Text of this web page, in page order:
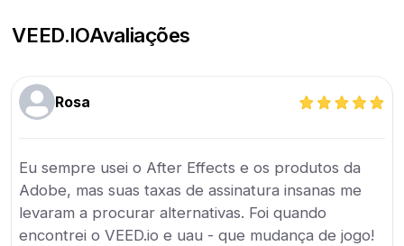
VEED.IOAvaliações
Rosa
Eu sempre usei o After Effects e os produtos da
Adobe, mas suas taxas de assinatura insanas me
levaram a procurar alternativas. Foi quando
encontrei o VEED.io e uau - que mudança de jogo!